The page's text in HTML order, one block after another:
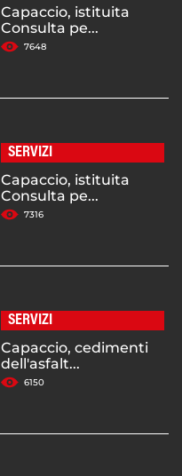
Capaccio, istituita
Consulta pe...
7648
SERVIZI
Capaccio, istituita
Consulta pe...
7316
SERVIZI
Capaccio, cedimenti
dell'asfalt...
6150